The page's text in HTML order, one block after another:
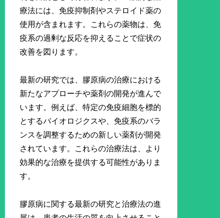
療法には、免疫抑制剤やステロイド薬の
使用が含まれます。これらの薬物は、免
疫系の過剰な反応を抑えることで症状の
改善を図ります。
最新の研究では、膠原病の治療における
新たなアプローチや薬剤の開発が進んで
います。例えば、特定の免疫細胞を標的
とするバイオロジクスや、免疫系のバラ
ンスを調整するための新しい薬剤が開発
されています。これらの治療法は、より
効果的な治療を提供する可能性がありま
す。
膠原病に関する最新の研究と治療法の進